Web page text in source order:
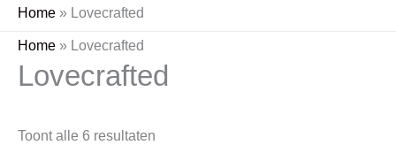
Home » Lovecrafted
Home » Lovecrafted
Lovecrafted
Toont alle 6 resultaten
op